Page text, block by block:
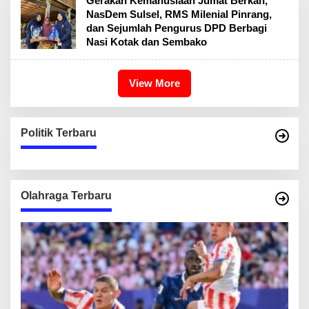
NasDem Sulsel, RMS Milenial Pinrang,
dan Sejumlah Pengurus DPD Berbagi
Nasi Kotak dan Sembako
View More
Politik Terbaru
Olahraga Terbaru